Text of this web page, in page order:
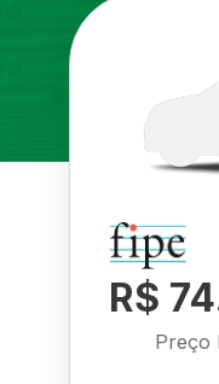
R$
Preço